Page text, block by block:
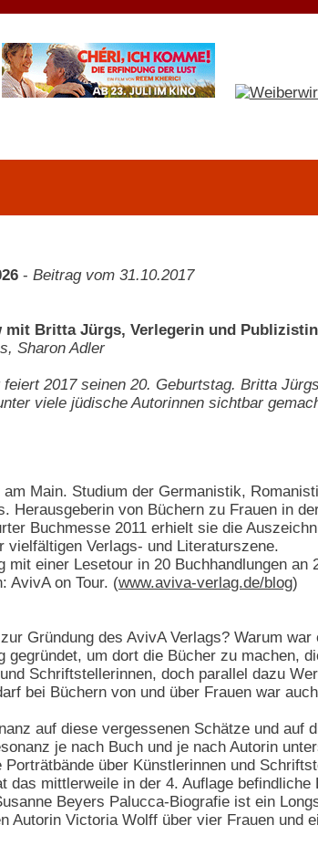
- Beitrag vom 31.10.2017
mit Britta Jürgs, Verlegerin und Publizistin
Sharon Adler
feiert 2017 seinen 20. Geburtstag. Britta
viele jüdische Autorinnen sichtbar
Main. Studium der Germanistik,
Herausgeberin von Büchern zu Frauen in
Buchmesse 2011 erhielt sie die
vielfältigen Verlags- und Literaturszene.
mit einer Lesetour in 20 Buchhandlungen
AvivA on Tour. (www.aviva-verlag.de/blog)
Gründung des AvivA Verlags? Warum
gegründet, um dort die Bücher zu machen,
Schriftstellerinnen, doch parallel dazu
bei Büchern von und über Frauen war
auf diese vergessenen Schätze und auf
je nach Buch und je nach Autorin
über Künstlerinnen und
das mittlerweile in der 4. Auflage
Beyers Palucca-Biografie ist ein
Autorin Victoria Wolff über vier Frauen und